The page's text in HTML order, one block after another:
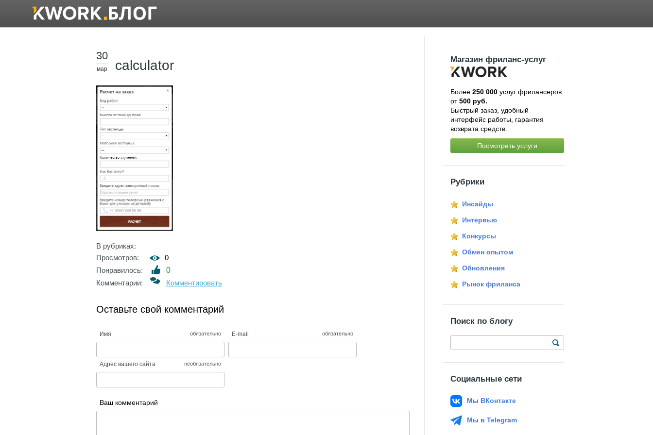
30
мар calculator
В рубриках:
Просмотров:
0
Понравилось:
0
Комментарии:
Комментировать
Оставьте свой комментарий
Имя обязательно E-mail обязательно
Адрес вашего сайта необязательно
Ваш комментарий
Магазин фриланс-услуг
Более 250 000услуг фрилансеров
от500 руб.
Быстрый заказ, удобный
интерфейс работы, гарантия
возврата средств.
Посмотреть услуги
Рубрики
Инсайды
Интервью
Конкурсы
Обмен опытом
Обновления
Рынок фриланса
Поиск по блогу
Социальные сети
Мы ВКонтакте
Мы в Telegram